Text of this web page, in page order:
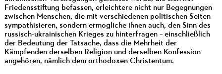
Friedensstiftung befassen, erleichtere nicht nur Begegnungen
zwischen Menschen, die mit verschiedenen politischen Seiten
sympathisieren, sondern ermögliche ihnen auch, den Sinn des
russisch-ukrainischen Krieges zu hinterfragen – einschließlich
der Bedeutung der Tatsache, dass die Mehrheit der
Kämpfenden derselben Religion und derselben Konfession
angehören, nämlich dem orthodoxen Christentum.